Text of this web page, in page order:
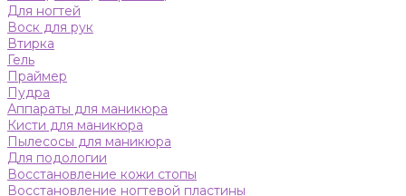
Для ногтей
Воск для рук
Втирка
Гель
Праймер
Пудра
Аппараты для маникюра
Кисти для маникюра
Пылесосы для маникюра
Для подологии
Восстановление кожи стопы
Восстановление ногтевой пластины